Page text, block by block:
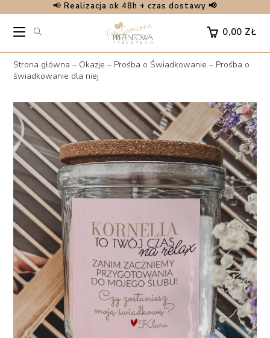
content
📢 Realizacja ok 48h + czas dostawy 📢
0,00 ZŁ
Strona główna – Okazje – Prośba o Świadkowanie – Prośba o
świadkowanie dla niej